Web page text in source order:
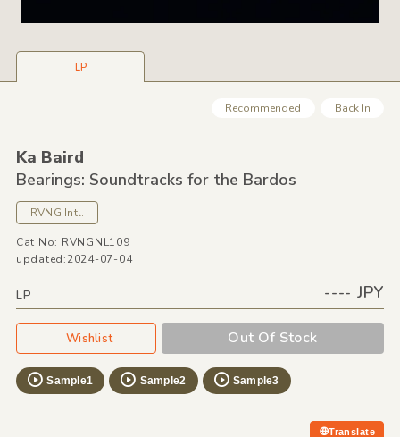
LP
Recommended Back In
Ka Baird
Bearings: Soundtracks for the Bardos
RVNG Intl.
Cat No: RVNGNL109
updated:2024-07-04
LP ---- JPY
Wishlist Out Of Stock
Sample1 Sample2 Sample3
Translate